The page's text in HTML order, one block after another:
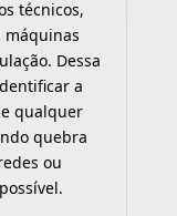
técnicos,
máquinas
Dessa
a
qualquer
quebra
ou